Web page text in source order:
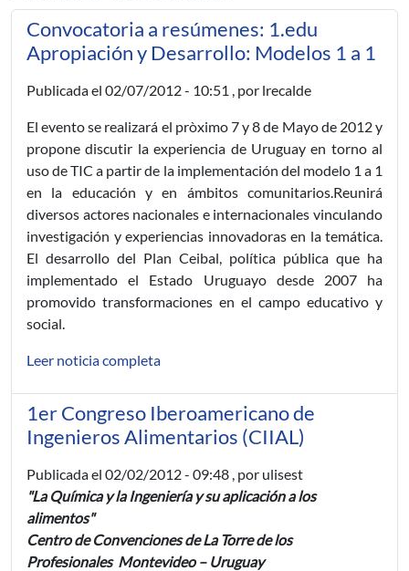
Convocatoria a resúmenes: 1.edu
Apropiación y Desarrollo: Modelos 1 a 1
Publicada el 02/07/2012 - 10:51 , por lrecalde
El evento se realizará el pròximo 7 y 8 de Mayo de 2012 y
propone discutir la experiencia de Uruguay en torno al
uso de TIC a partir de la implementación del modelo 1 a 1
en la educación y en ámbitos comunitarios.Reunirá
diversos actores nacionales e internacionales vinculando
investigación y experiencias innovadoras en la temática.
El desarrollo del Plan Ceibal, política pública que ha
implementado el Estado Uruguayo desde 2007 ha
promovido transformaciones en el campo educativo y
social.
Leer noticia completa
1er Congreso Iberoamericano de
Ingenieros Alimentarios (CIIAL)
Publicada el 02/02/2012 - 09:48 , por ulisest
"La Química y la Ingeniería y su aplicación a los
alimentos"
Centro de Convenciones de La Torre de los
Profesionales Montevideo – Uruguay